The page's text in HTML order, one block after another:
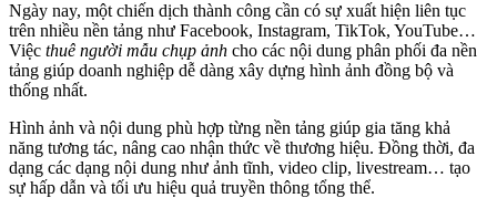
Ngày nay, một chiến dịch thành công cần có sự xuất hiện liên tục
trên nhiều nền tảng như Facebook, Instagram, TikTok, YouTube…
Việc thuê người mẫu chụp ảnh cho các nội dung phân phối đa nền
tảng giúp doanh nghiệp dễ dàng xây dựng hình ảnh đồng bộ và
thống nhất.
Hình ảnh và nội dung phù hợp từng nền tảng giúp gia tăng khả
năng tương tác, nâng cao nhận thức về thương hiệu. Đồng thời, đa
dạng các dạng nội dung như ảnh tĩnh, video clip, livestream… tạo
sự hấp dẫn và tối ưu hiệu quả truyền thông tổng thể.